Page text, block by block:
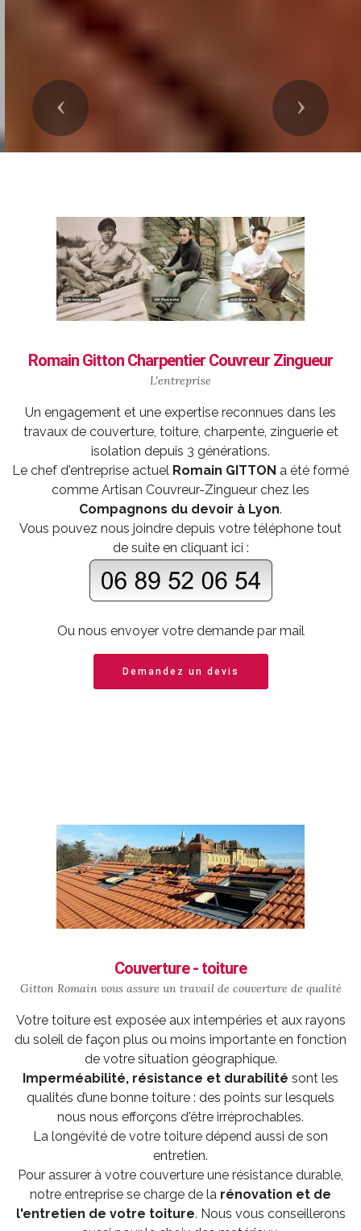
Précedent Suivant
Romain Gitton Charpentier Couvreur Zingueur
L'entreprise
Un engagement et une expertise reconnues dans les
travaux de couverture, toiture, charpente, zinguerie et
isolation depuis 3 générations.
Le chef d'entreprise actuel Romain GITTON a été formé
comme Artisan Couvreur-Zingueur chez les
Compagnons du devoir à Lyon.
Vous pouvez nous joindre depuis votre téléphone tout
de suite en cliquant ici :
Ou nous envoyer votre demande par mail
Demandez un devis
Couverture - toiture
Gitton Romain vous assure un travail de couverture de qualité
Votre toiture est exposée aux intempéries et aux rayons
du soleil de façon plus ou moins importante en fonction
de votre situation géographique.
Imperméabilité, résistance et durabilité sont les
qualités d’une bonne toiture : des points sur lesquels
nous nous efforçons d'être irréprochables.
La longévité de votre toiture dépend aussi de son
entretien.
Pour assurer à votre couverture une résistance durable,
notre entreprise se charge de la rénovation et de
l'entretien de votre toiture. Nous vous conseillerons